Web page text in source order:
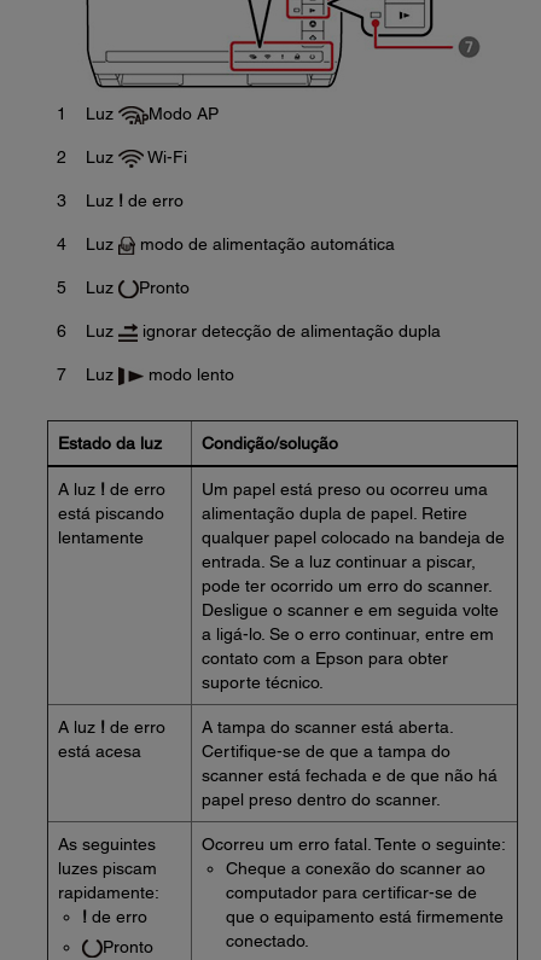
1 Luz Modo AP
2 Luz Wi-Fi
3 Luz ! de erro
4 Luz modo de alimentação automática
5 Luz Pronto
6 Luz ignorar detecção de alimentação dupla
7 Luz modo lento
Estado da luz Condição/solução
A luz ! de erro
está piscando
lentamente
Um papel está preso ou ocorreu uma
alimentação dupla de papel. Retire
qualquer papel colocado na bandeja de
entrada. Se a luz continuar a piscar,
pode ter ocorrido um erro do scanner.
Desligue o scanner e em seguida volte
a ligá-lo. Se o erro continuar, entre em
contato com a Epson para obter
suporte técnico.
A luz ! de erro
está acesa
A tampa do scanner está aberta.
Certifique-se de que a tampa do
scanner está fechada e de que não há
papel preso dentro do scanner.
As seguintes
luzes piscam
rapidamente:
! de erro
Pronto
Ocorreu um erro fatal. Tente o seguinte:
Cheque a conexão do scanner ao
computador para certificar-se de
que o equipamento está firmemente
conectado.